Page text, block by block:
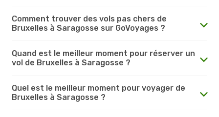
Comment trouver des vols pas chers de
Bruxelles à Saragosse sur GoVoyages ?
Quand est le meilleur moment pour réserver un
vol de Bruxelles à Saragosse ?
Quel est le meilleur moment pour voyager de
Bruxelles à Saragosse ?